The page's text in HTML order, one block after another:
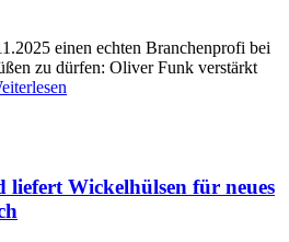
einen echten Branchenprofi bei
zu dürfen: Oliver Funk verstärkt
liefert Wickelhülsen für neues